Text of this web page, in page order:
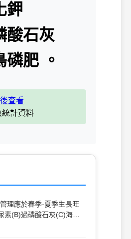
鉀
酸石灰
磷肥 。
查看
統計資料
素(B)過磷酸石灰(C)海鳥